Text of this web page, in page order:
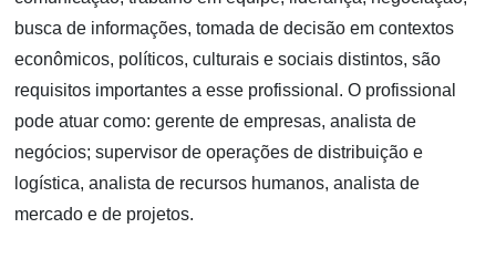
busca de informações, tomada de decisão em contextos
econômicos, políticos, culturais e sociais distintos, são
requisitos importantes a esse profissional. O profissional
pode atuar como: gerente de empresas, analista de
negócios; supervisor de operações de distribuição e
logística, analista de recursos humanos, analista de
mercado e de projetos.